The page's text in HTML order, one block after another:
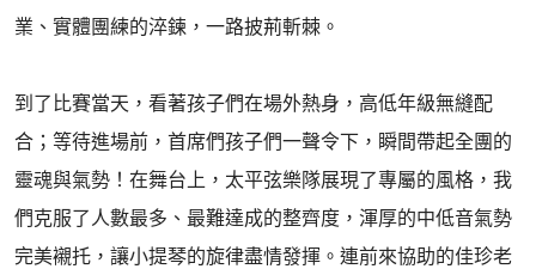
業、實體團練的淬鍊，一路披荊斬棘。
到了比賽當天，看著孩子們在場外熱身，高低年級無縫配
合；等待進場前，首席們孩子們一聲令下，瞬間帶起全團的
靈魂與氣勢！在舞台上，太平弦樂隊展現了專屬的風格，我
們克服了人數最多、最難達成的整齊度，渾厚的中低音氣勢
完美襯托，讓小提琴的旋律盡情發揮。連前來協助的佳珍老